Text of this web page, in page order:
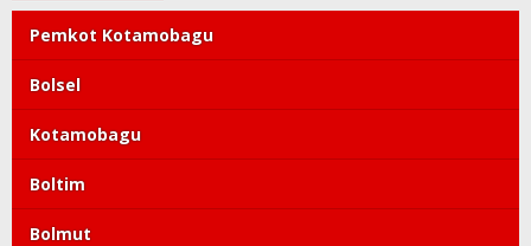
Pemkot Kotamobagu
Bolsel
Kotamobagu
Boltim
Bolmut